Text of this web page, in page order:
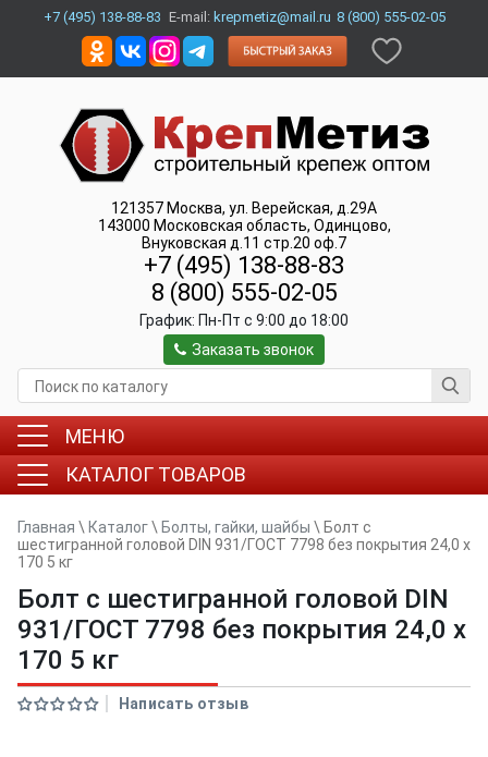
+7 (495) 138-88-83 E-mail: krepmetiz@mail.ru 8 (800) 555-02-05
121357 Москва, ул. Верейская, д.29А
143000 Московская область, Одинцово,
Внуковская д.11 стр.20 оф.7
+7 (495) 138-88-83
8 (800) 555-02-05
График: Пн-Пт c 9:00 до 18:00
Заказать звонок
МЕНЮ
КАТАЛОГ ТОВАРОВ
Главная \ Каталог\ Болты, гайки, шайбы \ Болт с
шестигранной головой DIN 931/ГОСТ 7798 без покрытия 24,0 x
170 5 кг
Болт с шестигранной головой DIN
931/ГОСТ 7798 без покрытия 24,0 x
170 5 кг
Написать отзыв